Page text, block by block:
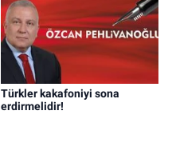
Türkler kakafoniyi sona
erdirmelidir!